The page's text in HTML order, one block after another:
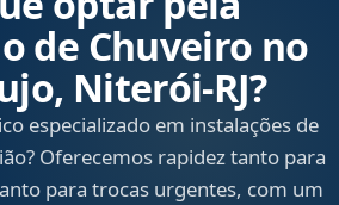
de Chuveiro no
Niterói‑RJ?
especializado em instalações de
Oferecemos rapidez tanto para
para trocas urgentes, com um